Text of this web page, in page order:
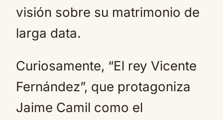
visión sobre su matrimonio de
larga data.
Curiosamente, “El rey Vicente
Fernández”, que protagoniza
Jaime Camil como el